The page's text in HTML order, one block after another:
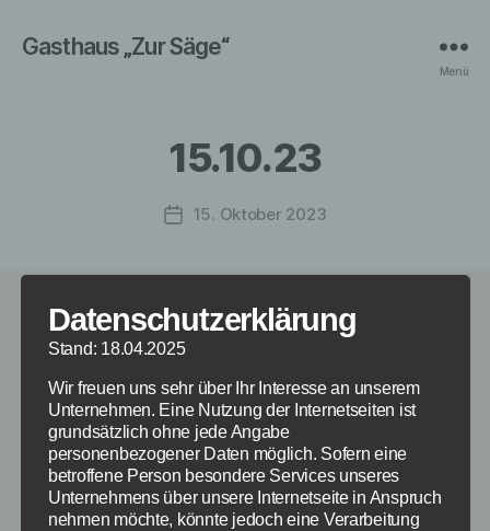
Gasthaus „Zur Säge“
Menü
15.10.23
Veröffentlichungsdatum
15. Oktober 2023
TONI LAUERER
„Alt werd‘n de Ander´n“
Vorpremierein Auerbach
Preis: 22€
OCV u. Kiga
Datenschutzerklärung
Stand: 18.04.2025
Wir freuen uns sehr über Ihr Interesse an unserem
Unternehmen. Eine Nutzung der Internetseiten ist
grundsätzlich ohne jede Angabe
personenbezogener Daten möglich. Sofern eine
betroffene Person besondere Services unseres
Unternehmens über unsere Internetseite in Anspruch
nehmen möchte, könnte jedoch eine Verarbeitung